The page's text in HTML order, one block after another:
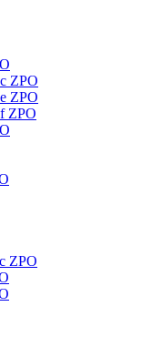
ZPO
ZPO
ZPO
ZPO